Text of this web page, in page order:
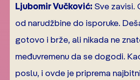
Ljubomir Vučković: Sve zavisi.
od narudžbine do isporuke.
gotovo i brže, ali nikada ne
međuvremenu da se dogodi.
poslu, i ovde je priprema